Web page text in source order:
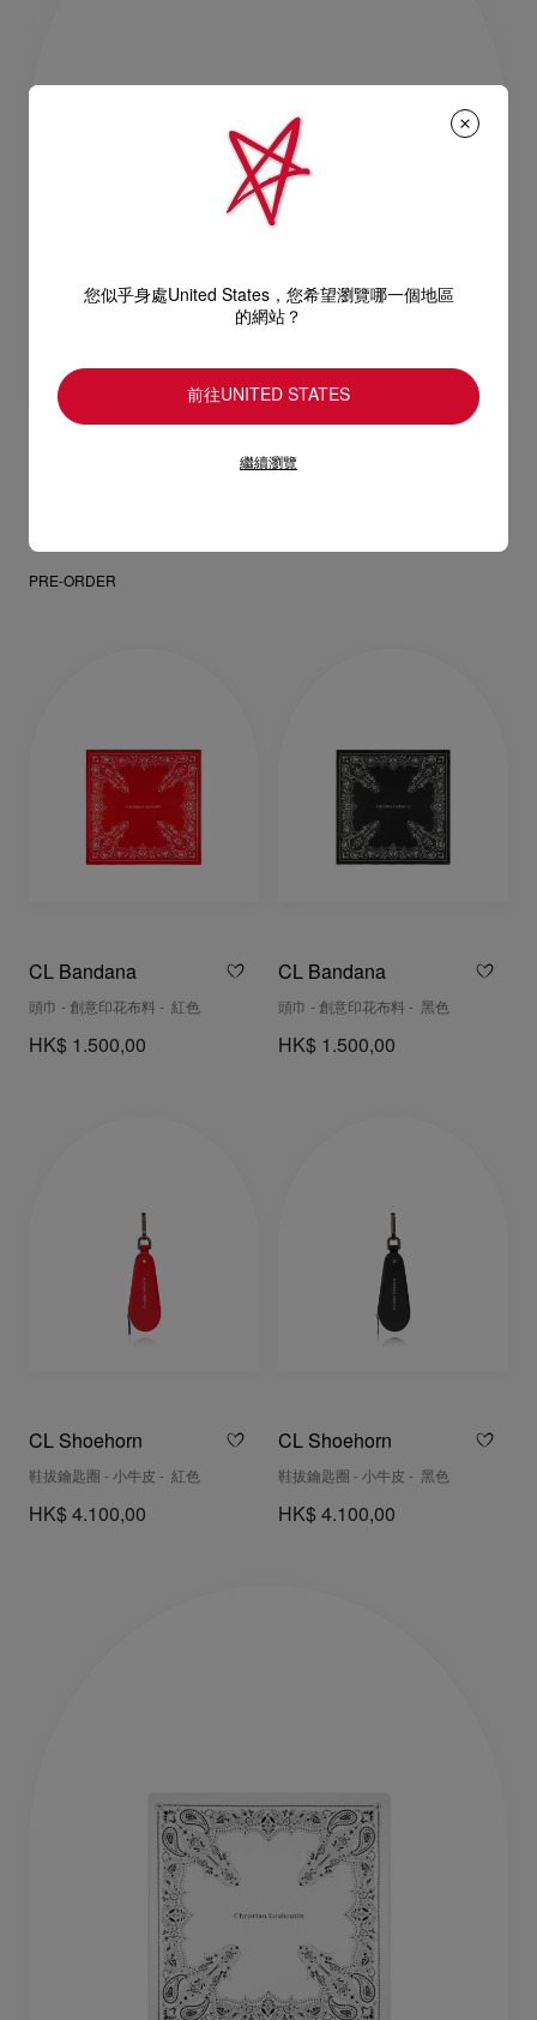
HK$ 3.000,00
PRE-ORDER
CL Bandana
頭巾 - 創意印花布料 - 紅色
HK$ 1.500,00
CL Bandana
頭巾 - 創意印花布料 - 黑色
HK$ 1.500,00
CL Shoehorn
鞋拔鑰匙圈 - 小牛皮 - 紅色
HK$ 4.100,00
CL Shoehorn
鞋拔鑰匙圈 - 小牛皮 - 黑色
HK$ 4.100,00
您似乎身處United States，您希望瀏覽哪一個地區
的網站？
前往UNITED STATES
繼續瀏覽